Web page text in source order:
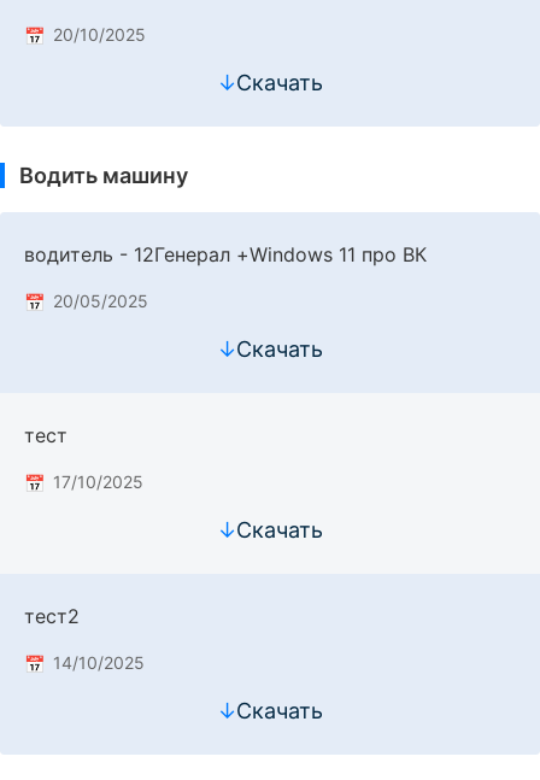
20/10/2025
↓Скачать
Водить машину
водитель - 12Генерал +Windows 11 про ВК
20/05/2025
↓Скачать
тест
17/10/2025
↓Скачать
тест2
14/10/2025
↓Скачать